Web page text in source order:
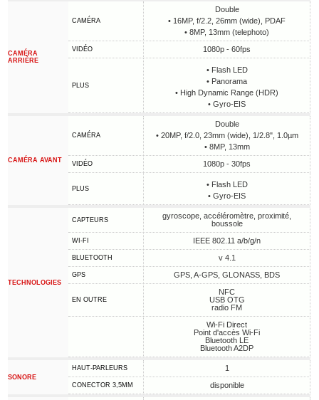
CAMÉRA
ARRIÈRE
CAMÉRA
Double
• 16MP, f/2.2, 26mm (wide), PDAF
• 8MP, 13mm (telephoto)
VIDÉO 1080p - 60fps
PLUS
• Flash LED
• Panorama
• High Dynamic Range (HDR)
• Gyro-EIS
CAMÉRA AVANT
CAMÉRA
Double
• 20MP, f/2.0, 23mm (wide), 1/2.8", 1.0µm
• 8MP, 13mm
VIDÉO 1080p - 30fps
PLUS
• Flash LED
• Gyro-EIS
TECHNOLOGIES
CAPTEURS
gyroscope, accéléromètre, proximité,
boussole
WI-FI IEEE 802.11 a/b/g/n
BLUETOOTH v 4.1
GPS GPS, A-GPS, GLONASS, BDS
EN OUTRE
NFC
USB OTG
radio FM
Wi-Fi Direct
Point d'accès Wi-Fi
Bluetooth LE
Bluetooth A2DP
SONORE
HAUT-PARLEURS 1
CONECTOR 3,5MM disponible